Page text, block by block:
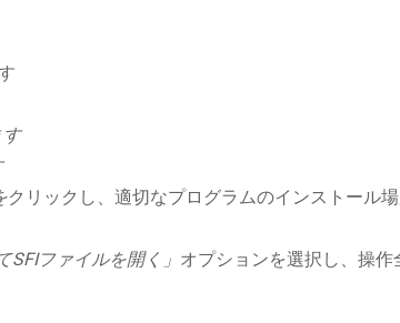
す
クリックし、適切なプログラムのインストール
SFIファイルを開く」 オプションを選択し、操作